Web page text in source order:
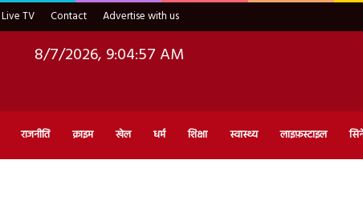
Live TV Contact Advertise with us
8/7/2026, 9:04:57 AM
राजनीति क्राइम खेल धर्म शिक्षा स्वास्थ्य लाइफ़स्टाइल